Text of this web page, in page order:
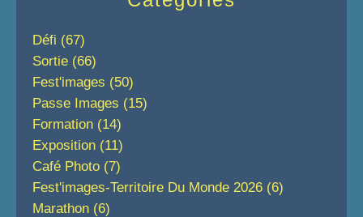
Défi (67)
Sortie (66)
Fest'images (50)
Passe Images (15)
Formation (14)
Exposition (11)
Café Photo (7)
Fest'images-Territoire Du Monde 2026 (6)
Marathon (6)